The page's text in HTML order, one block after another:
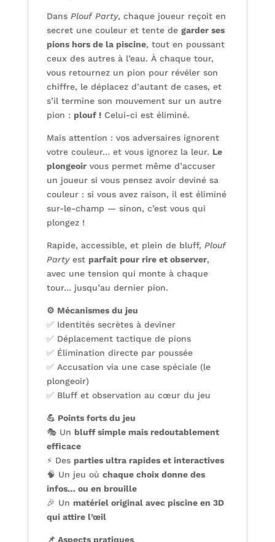
Dans Plouf Party, chaque joueur reçoit en
secret une couleur et tente de garder ses
pions hors de la piscine, tout en poussant
ceux des autres à l’eau. À chaque tour,
vous retournez un pion pour révéler son
chiffre, le déplacez d’autant de cases, et
s’il termine son mouvement sur un autre
pion : plouf !Celui-ci est éliminé.
Mais attention : vos adversaires ignorent
votre couleur… et vous ignorez la leur. Le
plongeoirvous permet même d’accuser
un joueur si vous pensez avoir deviné sa
couleur : si vous avez raison, il est éliminé
sur-le-champ — sinon, c’est vous qui
plongez !
Rapide, accessible, et plein de bluff, Plouf
Partyest parfait pour rire et observer,
avec une tension qui monte à chaque
tour… jusqu’au dernier pion.
⚙️ Mécanismes du jeu
✅ Identités secrètes à deviner
✅ Déplacement tactique de pions
✅ Élimination directe par poussée
✅ Accusation via une case spéciale (le
plongeoir)
✅ Bluff et observation au cœur du jeu
💪 Points forts du jeu
🎭 Un bluff simple mais redoutablement
efficace
⚡ Des parties ultra rapides et interactives
🧠 Un jeu où chaque choix donne des
infos… ou en brouille
🎉 Un matériel original avec piscine en 3D
qui attire l’œil
📌 Aspects pratiques